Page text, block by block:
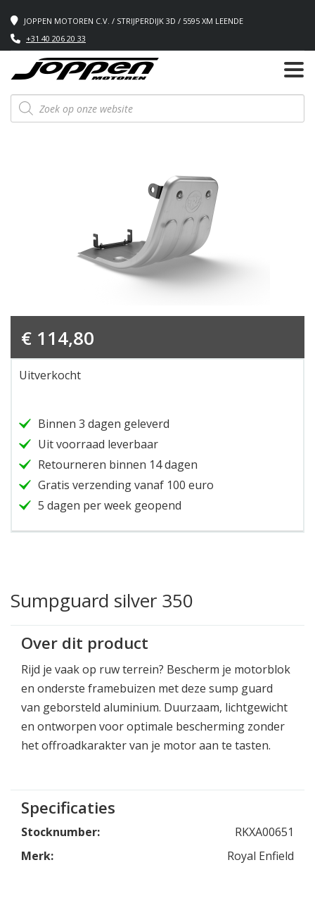
JOPPEN MOTOREN C.V. / STRIJPERDIJK 3D / 5595 XM LEENDE
+31 40 206 20 33
Producten
zoeken
Sumpguard silver 350
Over dit product
Rijd je vaak op ruw terrein? Bescherm je motorblok
en onderste framebuizen met deze sump guard
van geborsteld aluminium. Duurzaam, lichtgewicht
en ontworpen voor optimale bescherming zonder
het offroadkarakter van je motor aan te tasten.
Specificaties
Stocknumber:
RKXA00651
Merk:
Royal Enfield
€ 114,80
Uitverkocht
Binnen 3 dagen geleverd
Uit voorraad leverbaar
Retourneren binnen 14 dagen
Gratis verzending vanaf 100 euro
5 dagen per week geopend